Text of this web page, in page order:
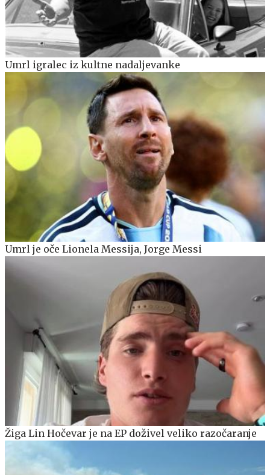
Umrl igralec iz kultne nadaljevanke
Umrl je oče Lionela Messija, Jorge Messi
Žiga Lin Hočevar je na EP doživel veliko razočaranje